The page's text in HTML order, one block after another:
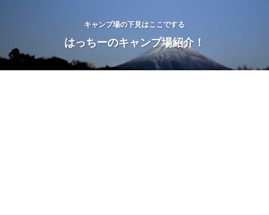
キャンプ場の下見はここでする
はっちーのキャンプ場紹介！